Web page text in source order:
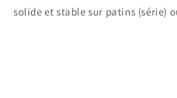
solide et stable sur patins (série)